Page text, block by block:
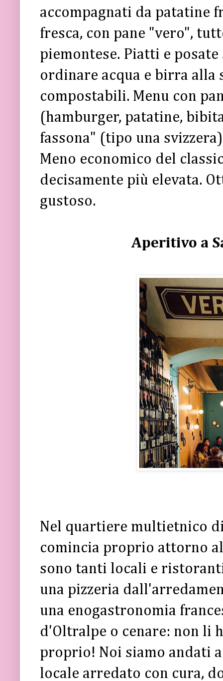
accompagnati da patatine
fresca, con pane "vero",
piemontese. Piatti e
ordinare acqua e birra alla
compostabili. Menu con
(hamburger, patatine,
fassona" (tipo una
Meno economico del
decisamente più elevata.
gustoso.
Aperitivo a
Nel quartiere multietnico
comincia proprio attorno
sono tanti locali e
una pizzeria
una enogastronomia
d'Oltralpe o cenare: non li
proprio! Noi siamo andati
locale arredato con cura,